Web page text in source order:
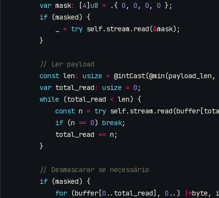
var mask: [4] u8 = .{ 0 , 0 , 0 , 0 };
if (masked) {
= try self. stream . read(&mask);
}
const len : usize = @intCast(@min(payload_len ,
var total_read : usize = 0 ;
while
(total_read < len) {
const n = try self. stream . read(buffer [
if (n == 0) break;
total_read += n ;
}
if (masked) {
for (buffer [0 .. total_read], 0 ..) |*byte ,
i